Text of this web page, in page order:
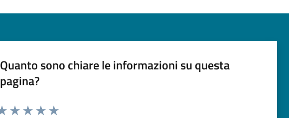
Quanto sono chiare le informazioni su questa
pagina?